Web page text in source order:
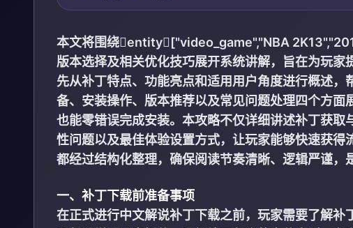
本文将围绕entity["video_game","NBA
版本选择及相关优化技巧展开系统讲解，旨在为玩
先从补丁特点、功能亮点和适用用户角度进行概述
备、安装操作、版本推荐以及常见问题处理四个方
也能零错误完成安装。本攻略不仅详细讲述补丁获
性问题以及最佳体验设置方式，让玩家能够快速获
都经过结构化整理，确保阅读节奏清晰、逻辑严谨
一、补丁下载前准备事项
在正式进行中文解说补丁下载之前，玩家需要了解